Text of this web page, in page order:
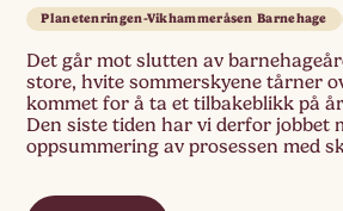
Planetenringen-Vikhammeråsen Barnehage
Det går mot slutten av
store, hvite sommerskyene tårner
kommet for å ta et tilbakeblikk på
Den siste tiden har vi derfor jobbet
oppsummering av prosessen med